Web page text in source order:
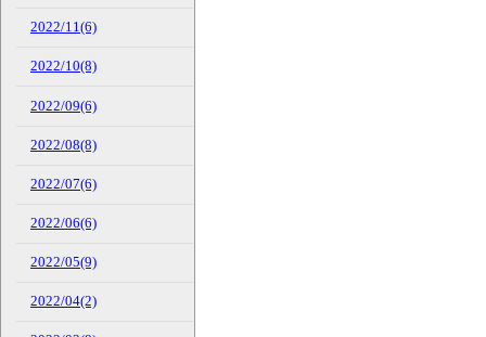
2022/11(6)
2022/10(8)
2022/09(6)
2022/08(8)
2022/07(6)
2022/06(6)
2022/05(9)
2022/04(2)